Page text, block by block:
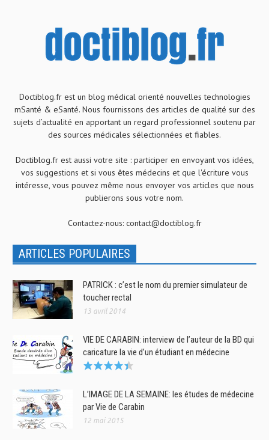
Doctiblog.fr est un blog médical orienté nouvelles technologies
mSanté & eSanté. Nous fournissons des articles de qualité sur des
sujets d’actualité en apportant un regard professionnel soutenu par
des sources médicales sélectionnées et fiables.
Doctiblog.fr est aussi votre site : participer en envoyant vos idées,
vos suggestions et si vous êtes médecins et que l'écriture vous
intéresse, vous pouvez même nous envoyer vos articles que nous
publierons sous votre nom.
Contactez-nous: contact@doctiblog.fr
ARTICLES POPULAIRES
PATRICK : c’est le nom du premier simulateur de
toucher rectal
13 avril 2014
VIE DE CARABIN: interview de l’auteur de la BD qui
caricature la vie d’un étudiant en médecine
L’IMAGE DE LA SEMAINE: les études de médecine
par Vie de Carabin
12 mai 2015